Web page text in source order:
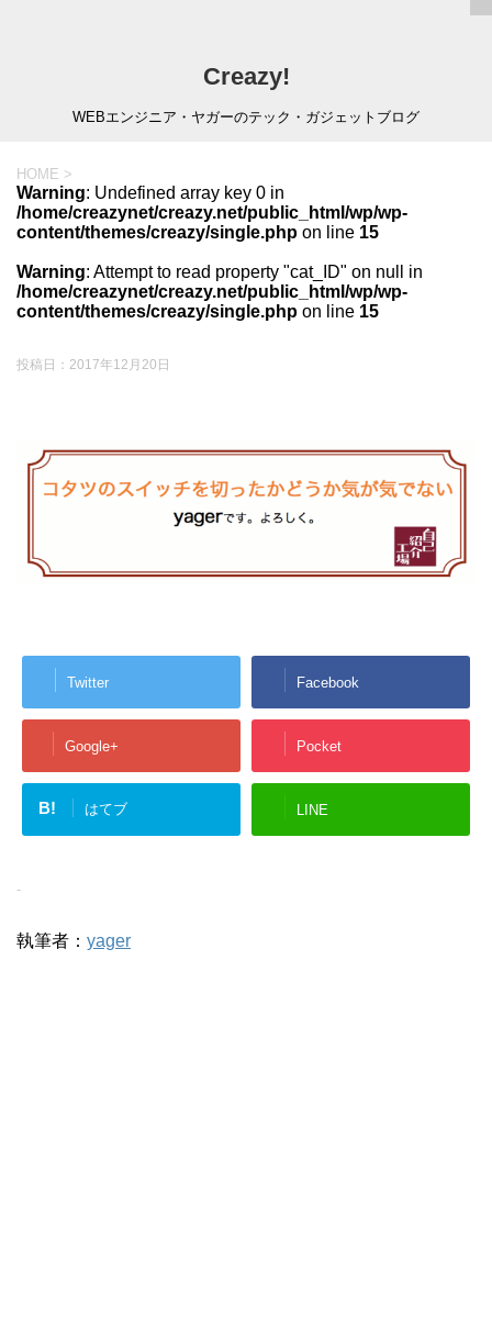
Creazy!
WEBエンジニア・ヤガーのテック・ガジェットブログ
HOME >
Warning: Undefined array key 0 in
/home/creazynet/creazy.net/public_html/wp/wp-
content/themes/creazy/single.php on line 15
Warning: Attempt to read property "cat_ID" on null in
/home/creazynet/creazy.net/public_html/wp/wp-
content/themes/creazy/single.php on line 15
投稿日： 2017年12月20日
Twitter Facebook
Google+ Pocket
B! はてブ LINE
-
執筆者： yager